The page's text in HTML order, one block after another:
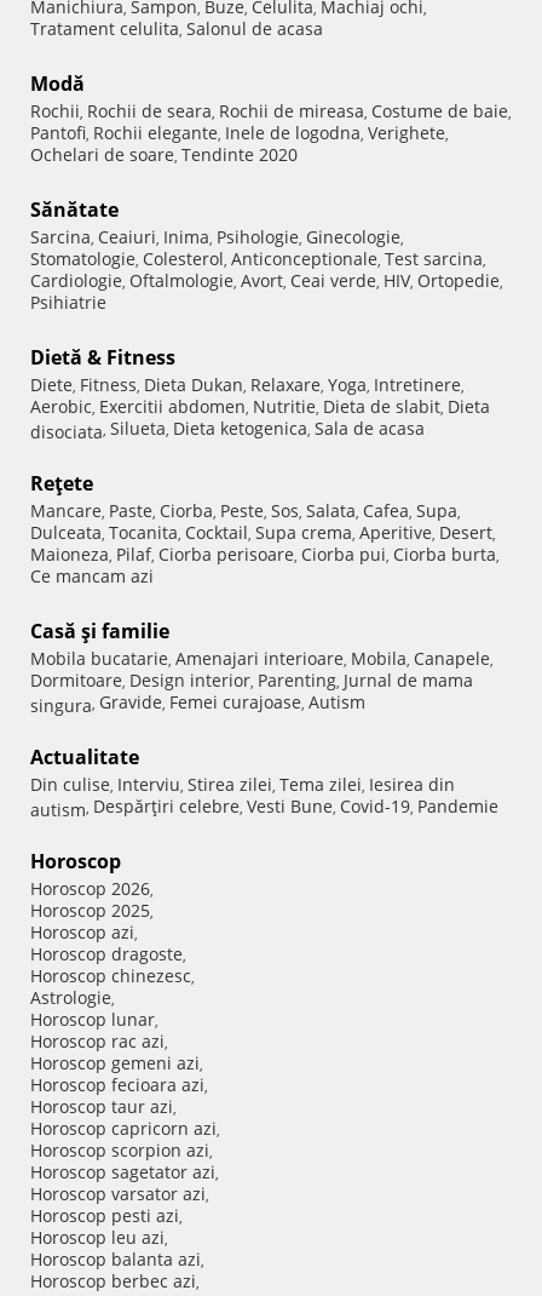
Manichiura, Sampon, Buze, Celulita, Machiaj ochi,
Tratament celulita, Salonul de acasa
Modă
Rochii, Rochii de seara, Rochii de mireasa, Costume de baie,
Pantofi, Rochii elegante, Inele de logodna, Verighete,
Ochelari de soare, Tendinte 2020
Sănătate
Sarcina, Ceaiuri, Inima, Psihologie, Ginecologie,
Stomatologie, Colesterol, Anticonceptionale, Test sarcina,
Cardiologie, Oftalmologie, Avort, Ceai verde, HIV, Ortopedie,
Psihiatrie
Dietă & Fitness
Diete, Fitness, Dieta Dukan, Relaxare, Yoga, Intretinere,
Aerobic, Exercitii abdomen, Nutritie, Dieta de slabit, Dieta
disociata, Silueta, Dieta ketogenica, Sala de acasa
Reţete
Mancare, Paste, Ciorba, Peste, Sos, Salata, Cafea, Supa,
Dulceata, Tocanita, Cocktail, Supa crema, Aperitive, Desert,
Maioneza, Pilaf, Ciorba perisoare, Ciorba pui, Ciorba burta,
Ce mancam azi
Casă şi familie
Mobila bucatarie, Amenajari interioare, Mobila, Canapele,
Dormitoare, Design interior, Parenting, Jurnal de mama
singura, Gravide, Femei curajoase, Autism
Actualitate
Din culise, Interviu, Stirea zilei, Tema zilei, Iesirea din
autism, Despărţiri celebre, Vesti Bune, Covid-19, Pandemie
Horoscop
Horoscop 2026,
Horoscop 2025,
Horoscop azi,
Horoscop dragoste,
Horoscop chinezesc,
Astrologie,
Horoscop lunar,
Horoscop rac azi,
Horoscop gemeni azi,
Horoscop fecioara azi,
Horoscop taur azi,
Horoscop capricorn azi,
Horoscop scorpion azi,
Horoscop sagetator azi,
Horoscop varsator azi,
Horoscop pesti azi,
Horoscop leu azi,
Horoscop balanta azi,
Horoscop berbec azi,